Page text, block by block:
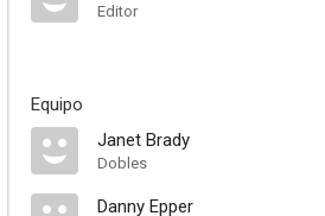
Editor
Equipo
Janet Brady
Dobles
Danny Epper